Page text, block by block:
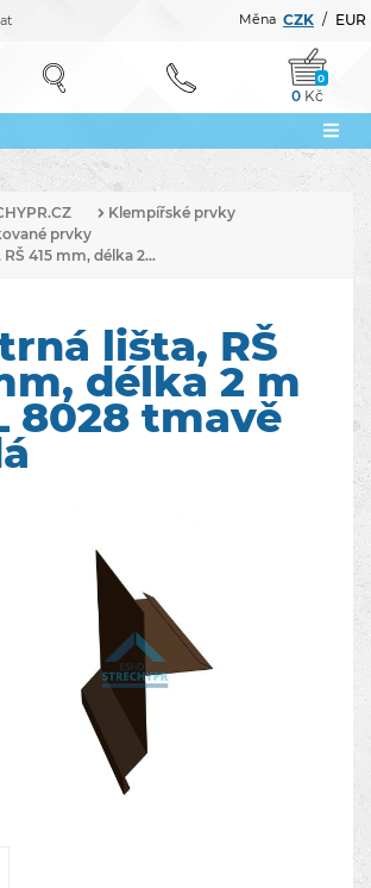
CZK / EUR
Měna
0
0 Kč
Klempířské prvky
prvky
415 mm, délka 2...
lišta, RŠ
délka 2 m
8028 tmavě